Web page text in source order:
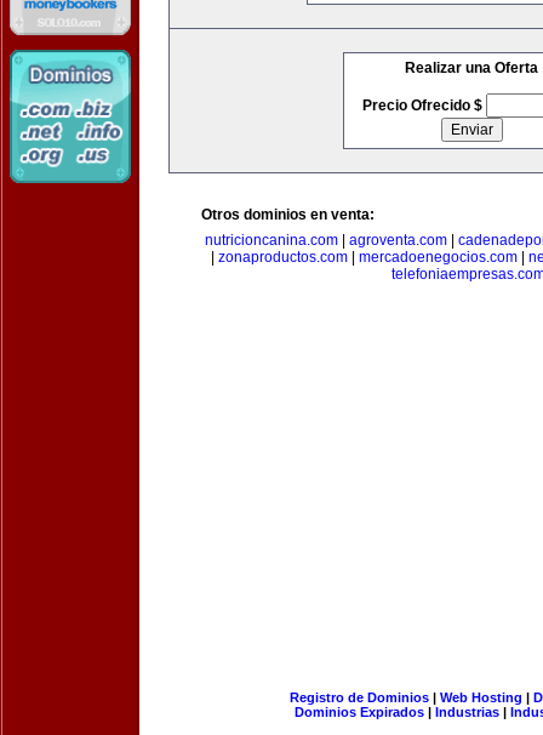
Realizar una Oferta
Precio Ofrecido $
Otros dominios en venta:
nutricioncanina.com| agroventa.com|
zonaproductos.com mercadoenegocios.com
Registro de Dominios| Web Hosting |
Dominios Expirados | Industrias |